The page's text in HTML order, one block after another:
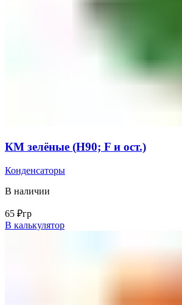
КМ зелёные (H90; F и ост.)
Конденсаторы
В наличии
65 ₽гр
В калькулятор